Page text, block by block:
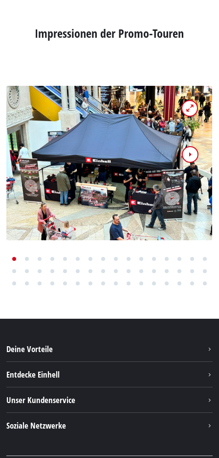
Impressionen der Promo-Touren
Deine Vorteile
Entdecke Einhell
Nachhaltigkeit
Unser Kundenservice
Soziale Netzwerke